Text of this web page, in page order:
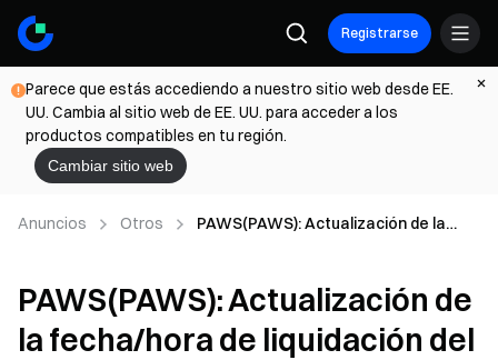
Registrarse
Parece que estás accediendo a nuestro sitio web desde EE.
UU. Cambia al sitio web de EE. UU. para acceder a los
productos compatibles en tu región.
Cambiar sitio web
Anuncios Otros
PAWS(PAWS): Actualización de la
PAWS(PAWS): Actualización de
la fecha/hora de liquidación del